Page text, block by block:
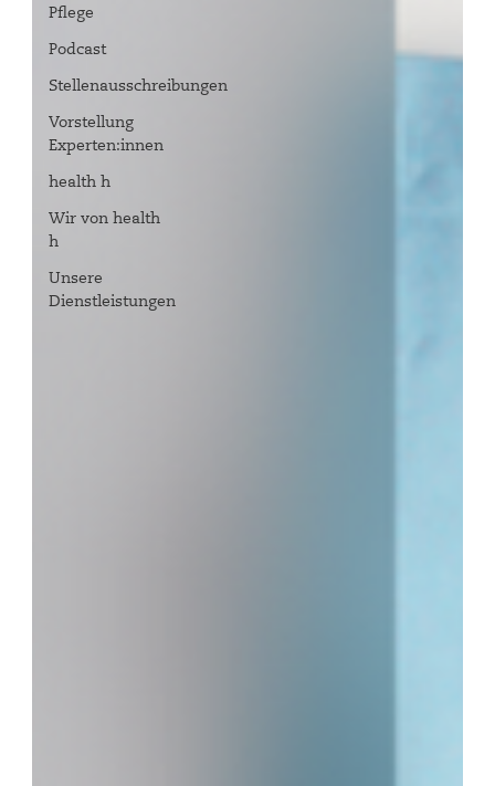
Pflege
Podcast
Stellenausschreibungen
Vorstellung
Experten:innen
health h
Wir von health
h
Unsere
Dienstleistungen